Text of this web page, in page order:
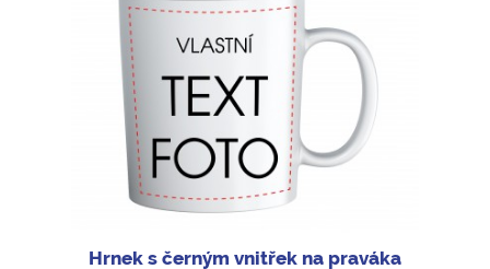
Hrnek s černým vnitřek na praváka